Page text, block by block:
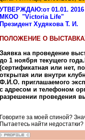
УТВЕРЖДАЮ:от 01.01. 2016
МКОО "Victoria Life"
Президент Худякова Т. И.
ПОЛОЖЕНИЕ О
Заявка на проведение
до 1 ноября текущего
(сертификатная или нет,
открытая или внутри
Ф.И.О. приглашаемого
с адресом и телефоном
разрешении проведения
Говорите за моей спиной?
Пытаетесь найти